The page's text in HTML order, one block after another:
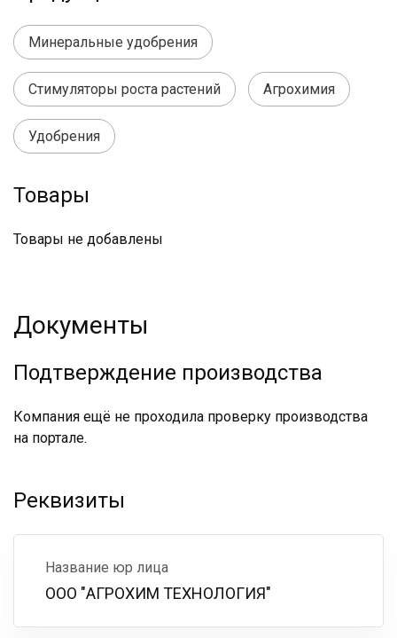
Минеральные удобрения
Стимуляторы роста растений Агрохимия
Удобрения
Товары
Товары не добавлены
Документы
Подтверждение производства
Компания ещё не проходила проверку производства
на портале.
Реквизиты
Название юр лица
ООО "АГРОХИМ ТЕХНОЛОГИЯ"